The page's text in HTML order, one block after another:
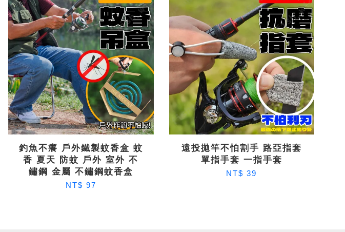
釣魚不癢 戶外鐵製蚊香盒 蚊
香 夏天 防蚊 戶外 室外 不
鏽鋼 金屬 不鏽鋼蚊香盒
NT$ 97
遠投拋竿不怕割手 路亞指套
單指手套 一指手套
NT$ 39